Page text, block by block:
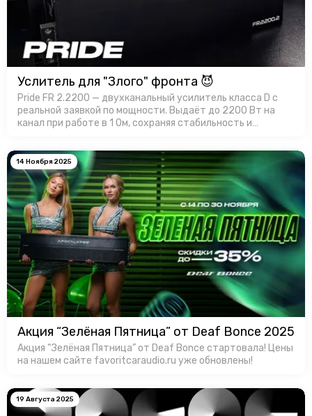
Услитель для "Злого" фронта 😈
Pride FR 2.2200 — двухканальный усилитель класса D с
реальной заявкой по мощности. Выдаёт до 2200 Вт на
канал при работе в 1 Ом, сохраняя стабильность и
теплоотвод, а продуманная …
14 Ноября 2025
Акция “Зелёная Пятница” от Deaf Bonce 2025
Акция “Зелёная Пятница” от Deaf Bonce стартовала! Цены
на нашем сайте favoritcaraudio.ru уже обновлены!
19 Августа 2025